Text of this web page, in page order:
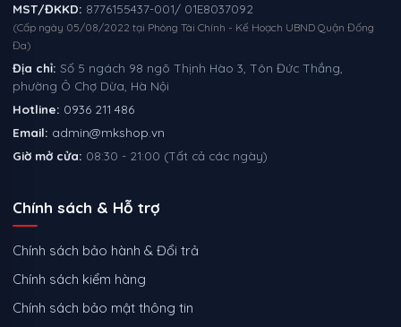
MST/ĐKKD: 8776155437-001/ 01E8037092
(Cấp ngày 05/08/2022 tại Phòng Tài Chính - Kế Hoạch UBND Quận Đống
Đa)
Địa chỉ: Số 5 ngách 98 ngõ Thịnh Hào 3, Tôn Đức Thắng,
phường Ô Chợ Dừa, Hà Nội
Hotline: 0936 211 486
Email: admin@mkshop.vn
Giờ mở cửa: 08:30 - 21:00 (Tất cả các ngày)
Chính sách & Hỗ trợ
Chính sách bảo hành & Đổi trả
Chính sách kiểm hàng
Chính sách bảo mật thông tin